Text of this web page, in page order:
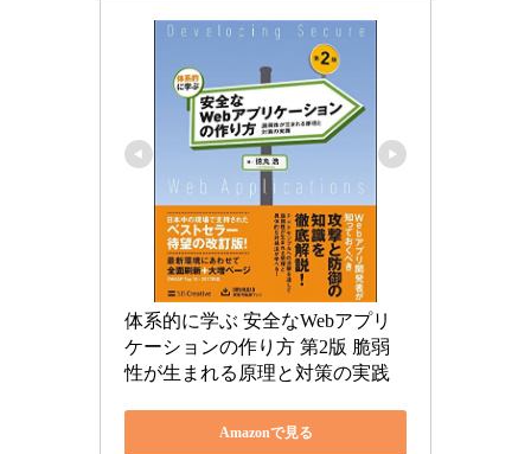
体系的に学ぶ 安全なWebアプリ
ケーションの作り方 第2版 脆弱
性が生まれる原理と対策の実践
Amazonで見る